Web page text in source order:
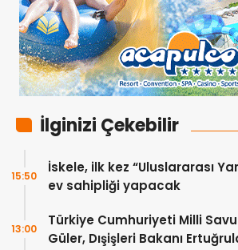
İlginizi Çekebilir
İskele, ilk kez “Uluslararası
ev sahipliği yapacak
15:50
Türkiye Cumhuriyeti Milli
Güler, Dışişleri Bakanı
13:00